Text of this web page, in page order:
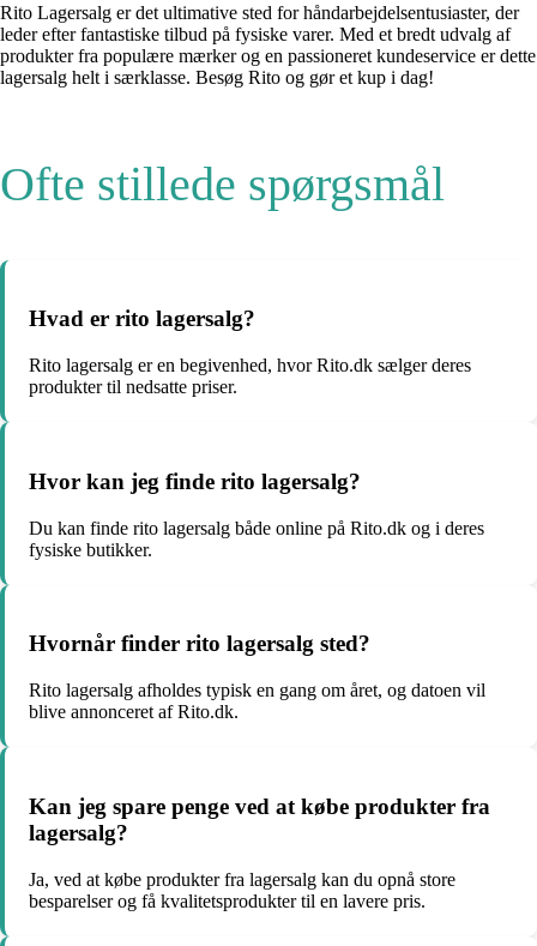
Rito Lagersalg er det ultimative sted for håndarbejdelsentusiaster, der
leder efter fantastiske tilbud på fysiske varer. Med et bredt udvalg af
produkter fra populære mærker og en passioneret kundeservice er dette
lagersalg helt i særklasse. Besøg Rito og gør et kup i dag!
Ofte stillede spørgsmål
Hvad er rito lagersalg?
Rito lagersalg er en begivenhed, hvor Rito.dk sælger deres
produkter til nedsatte priser.
Hvor kan jeg finde rito lagersalg?
Du kan finde rito lagersalg både online på Rito.dk og i deres
fysiske butikker.
Hvornår finder rito lagersalg sted?
Rito lagersalg afholdes typisk en gang om året, og datoen vil
blive annonceret af Rito.dk.
Kan jeg spare penge ved at købe produkter fra
lagersalg?
Ja, ved at købe produkter fra lagersalg kan du opnå store
besparelser og få kvalitetsprodukter til en lavere pris.